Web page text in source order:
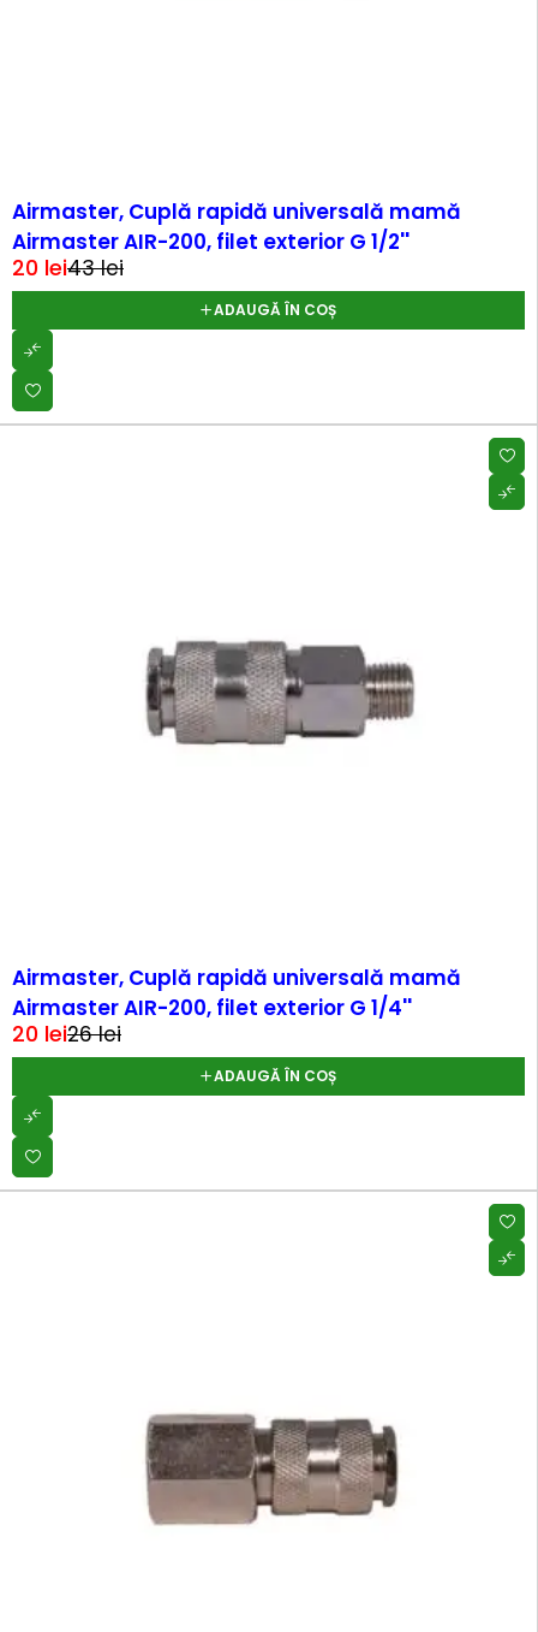
-53%
Airmaster, Cuplă rapidă universală mamă
Airmaster AIR-200, filet exterior G 1/2''
43lei
20 lei
ADAUGĂ ÎN COȘ
-20%
Airmaster, Cuplă rapidă universală mamă
Airmaster AIR-200, filet exterior G 1/4''
26lei
20 lei
ADAUGĂ ÎN COȘ